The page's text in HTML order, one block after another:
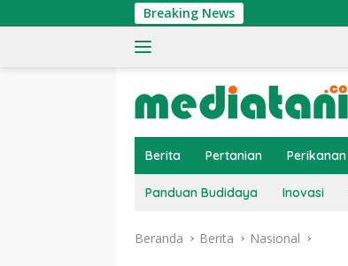
ke
Breaking News
Berita Pertanian Perikanan
Panduan Budidaya Inovasi
Beranda Berita Nasional